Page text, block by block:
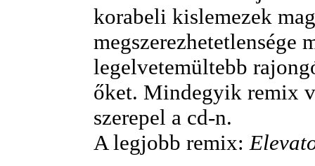
korabeli kislemezek
megszerezhetetlensége
legelvetemültebb
őket. Mindegyik remix
szerepel a cd-n.
A legjobb remix: